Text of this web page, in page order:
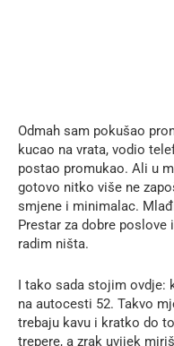
Odmah sam pokušao
kucao na vrata, vodio
postao promukao. Ali u
gotovo nitko više ne
smjene i minimalac.
Prestar za dobre
radim ništa.
I tako sada stojim ovdje:
na autocesti 52. Takvo
trebaju kavu i kratko do
trepere, a zrak uvijek